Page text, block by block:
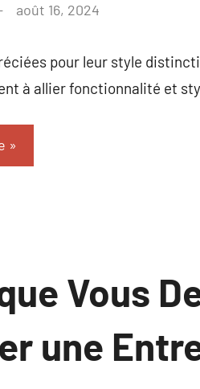
août 16, 2024
pour leur style
à allier fonctionnalité et
Vous
une